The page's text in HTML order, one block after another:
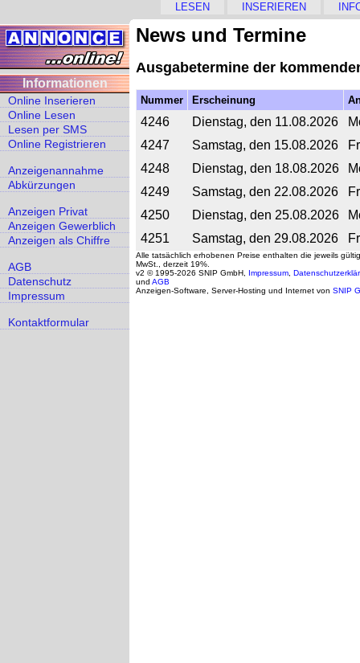
LESEN INSERIEREN
Informationen
Online Inserieren
Online Lesen
Lesen per SMS
Online Registrieren
Anzeigenannahme
Abkürzungen
Anzeigen Privat
Anzeigen Gewerblich
Anzeigen als Chiffre
AGB
Datenschutz
Impressum
Kontaktformular
News und Termine
Ausgabetermine der
Nummer Erscheinung
4246 Dienstag, den 11.08.2026
4247
Samstag, den 15.08.2026
4248
Dienstag, den 18.08.2026
4249
Samstag, den 22.08.2026
4250
Dienstag, den 25.08.2026
4251
Samstag, den 29.08.2026
Alle tatsächlich erhobenen Preise enthalten die jeweils
MwSt., derzeit 19%.
v2 © 1995-2026 SNIP GmbH, Impressum
und AGB
Anzeigen-Software, Server-Hosting und Internet von SNIP